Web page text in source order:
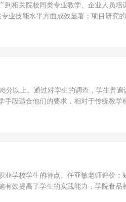
相关院校同类专业教学、企业人员
业技能水平方面成效显著；项目研究
以上。通过对学生的调查，学生普
段适合他们的要求，相对于传统教学
学校学生的特点。任亚敏老师评价
效提高了学生的实践能力，学院食品